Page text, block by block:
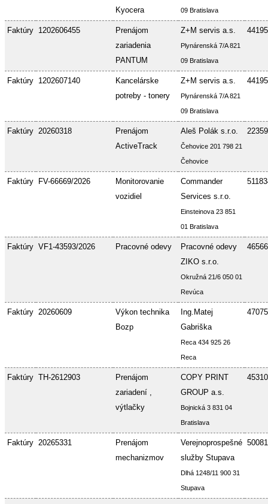
Kyocera
09 Bratislava
Faktúry 1202606455
Prenájom
zariadenia
PANTUM
Z+M servis a.s.
Plynárenská 7/A 821
09 Bratislava
Faktúry 1202607140
Kancelárske
potreby - tonery
Z+M servis a.s.
Plynárenská 7/A 821
09 Bratislava
Faktúry 20260318
Prenájom
ActiveTrack
Aleš Polák s.r.o.
Čehovice 201 798 21
Čehovice
Faktúry FV-66669/2026
Monitorovanie
vozidiel
Commander
Services s.r.o.
Einsteinova 23 851
01 Bratislava
Faktúry VF1-43593/2026 Pracovné odevy
Pracovné odevy
ZIKO s.r.o.
Okružná 21/6 050 01
Revúca
Faktúry 20260609
Výkon technika
Bozp
Ing.Matej
Gabriška
Reca 434 925 26
Reca
Faktúry TH-2612903
Prenájom
zariadení ,
výtlačky
COPY PRINT
GROUP a.s.
Bojnická 3 831 04
Bratislava
Faktúry 20265331
Prenájom
mechanizmov
Verejnoprospešné
služby Stupava
Dlhá 1248/11 900 31
Stupava